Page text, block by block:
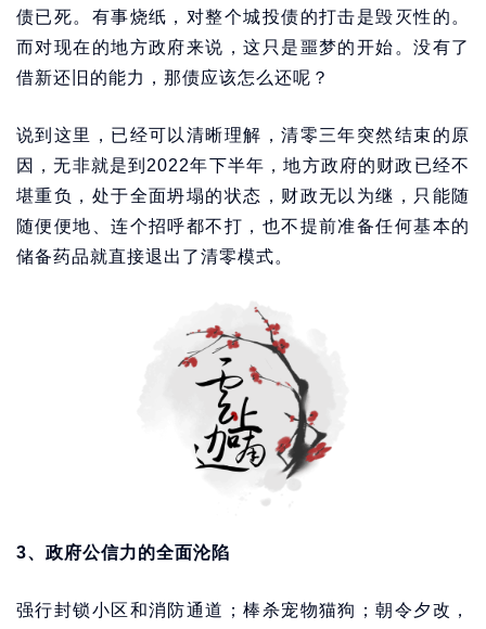
债已死。有事烧纸，对整个城投债的打击是毁灭性的。
而对现在的地方政府来说，这只是噩梦的开始。没有了
借新还旧的能力，那债应该怎么还呢？
说到这里，已经可以清晰理解，清零三年突然结束的原
因，无非就是到2022年下半年，地方政府的财政已经不
堪重负，处于全面坍塌的状态，财政无以为继，只能随
随便便地、连个招呼都不打，也不提前准备任何基本的
储备药品就直接退出了清零模式。
3、政府公信力的全面沦陷
强行封锁小区和消防通道；棒杀宠物猫狗；朝令夕改，